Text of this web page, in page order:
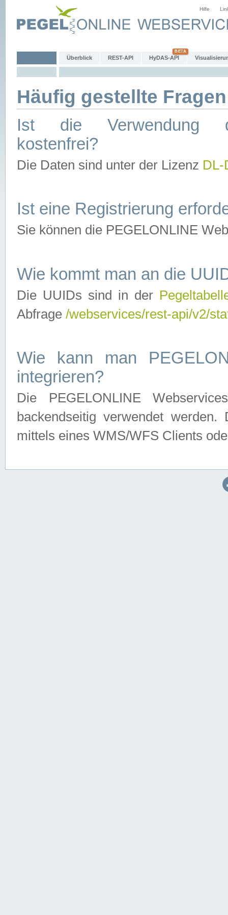
Hilfe
Überblick REST-API HyDAS-API
Häufig gestellte
Ist die Verwendung
kostenfrei?
Die Daten sind unter der Lizenz
Ist eine Registrierung
Sie können die PEGELONLINE
Wie kommt man an die
Die UUIDs sind in der
Abfrage /webservices/rest-api/v2/
Wie kann man
integrieren?
Die PEGELONLINE
backendseitig verwendet
mittels eines WMS/WFS Clients